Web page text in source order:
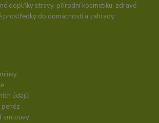
doplňky stravy, přírodní kosmetiku, zdravé
prostředky do domácnosti a zahrady.
údajů
smlouvy